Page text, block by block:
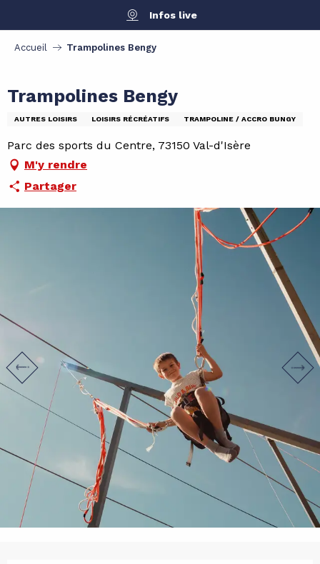
contenu
Infos live
Accueil Trampolines Bengy
Trampolines Bengy
AUTRES LOISIRS LOISIRS RÉCRÉATIFS TRAMPOLINE / ACCRO BUNGY
Parc des sports du Centre, 73150 Val-d'Isère
M'y rendre
Partager